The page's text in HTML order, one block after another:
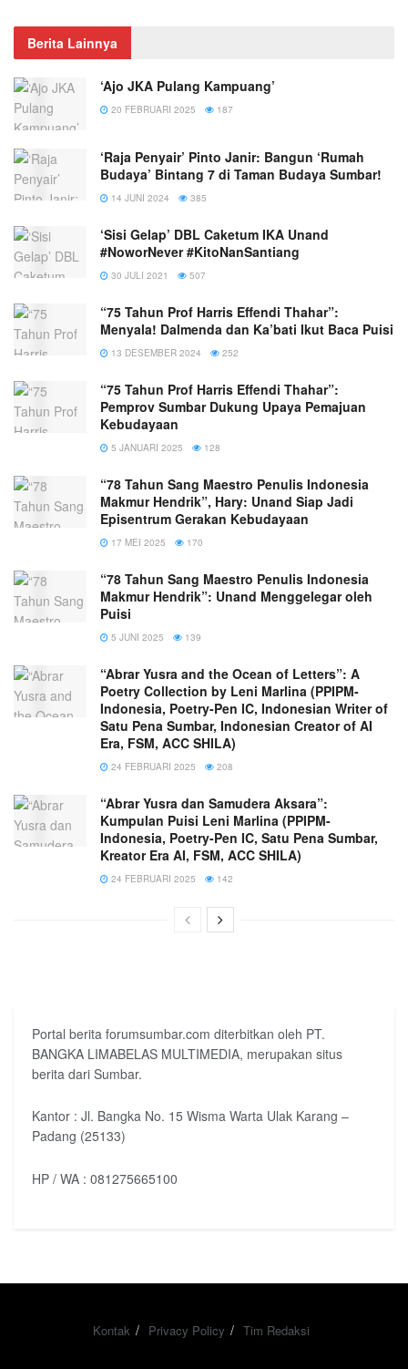
Berita Lainnya
‘Ajo JKA Pulang Kampuang’
20 FEBRUARI 2025 187
‘Raja Penyair’ Pinto Janir: Bangun ‘Rumah
Budaya’ Bintang 7 di Taman Budaya Sumbar!
14 JUNI 2024 385
‘Sisi Gelap’ DBL Caketum IKA Unand
#NoworNever #KitoNanSantiang
30 JULI 2021 507
“75 Tahun Prof Harris Effendi Thahar”:
Menyala! Dalmenda dan Ka’bati Ikut Baca Puisi
13 DESEMBER 2024 252
“75 Tahun Prof Harris Effendi Thahar”:
Pemprov Sumbar Dukung Upaya Pemajuan
Kebudayaan
5 JANUARI 2025 128
“78 Tahun Sang Maestro Penulis Indonesia
Makmur Hendrik”, Hary: Unand Siap Jadi
Episentrum Gerakan Kebudayaan
17 MEI 2025 170
“78 Tahun Sang Maestro Penulis Indonesia
Makmur Hendrik”: Unand Menggelegar oleh
Puisi
5 JUNI 2025 139
“Abrar Yusra and the Ocean of Letters”: A
Poetry Collection by Leni Marlina (PPIPM-
Indonesia, Poetry-Pen IC, Indonesian Writer of
Satu Pena Sumbar, Indonesian Creator of AI
Era, FSM, ACC SHILA)
24 FEBRUARI 2025 208
“Abrar Yusra dan Samudera Aksara”:
Kumpulan Puisi Leni Marlina (PPIPM-
Indonesia, Poetry-Pen IC, Satu Pena Sumbar,
Kreator Era AI, FSM, ACC SHILA)
24 FEBRUARI 2025 142
Portal berita forumsumbar.com diterbitkan oleh PT.
BANGKA LIMABELAS MULTIMEDIA, merupakan situs
berita dari Sumbar.
Kantor : Jl. Bangka No. 15 Wisma Warta Ulak Karang –
Padang (25133)
HP / WA : 081275665100
Kontak Privacy Policy Tim Redaksi